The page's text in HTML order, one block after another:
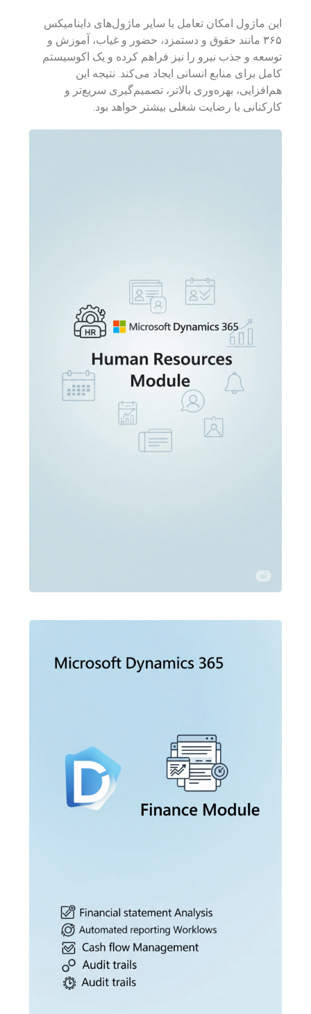
این ماژول امکان تعامل با سایر ماژول‌های داینامیکس
۳۶۵ مانند حقوق و دستمزد، حضور و غیاب، آموزش و
توسعه و جذب نیرو را نیز فراهم کرده و یک اکوسیستم
کامل برای منابع انسانی ایجاد می‌کند. نتیجه این
هم‌افزایی، بهره‌وری بالاتر، تصمیم‌گیری سریع‌تر و
کارکنانی با رضایت شغلی بیشتر خواهد بود.